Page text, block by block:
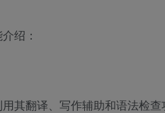
绍：
其翻译、写作辅助和语法检